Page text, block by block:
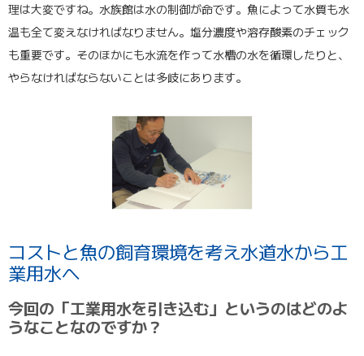
理は大変ですね。水族館は水の制御が命です。魚によって水質も水
温も全て変えなければなりません。塩分濃度や溶存酸素のチェック
も重要です。そのほかにも水流を作って水槽の水を循環したりと、
やらなければならないことは多岐にあります。
コストと魚の飼育環境を考え水道水から工
業用水へ
今回の「工業用水を引き込む」というのはどのよ
うなことなのですか？